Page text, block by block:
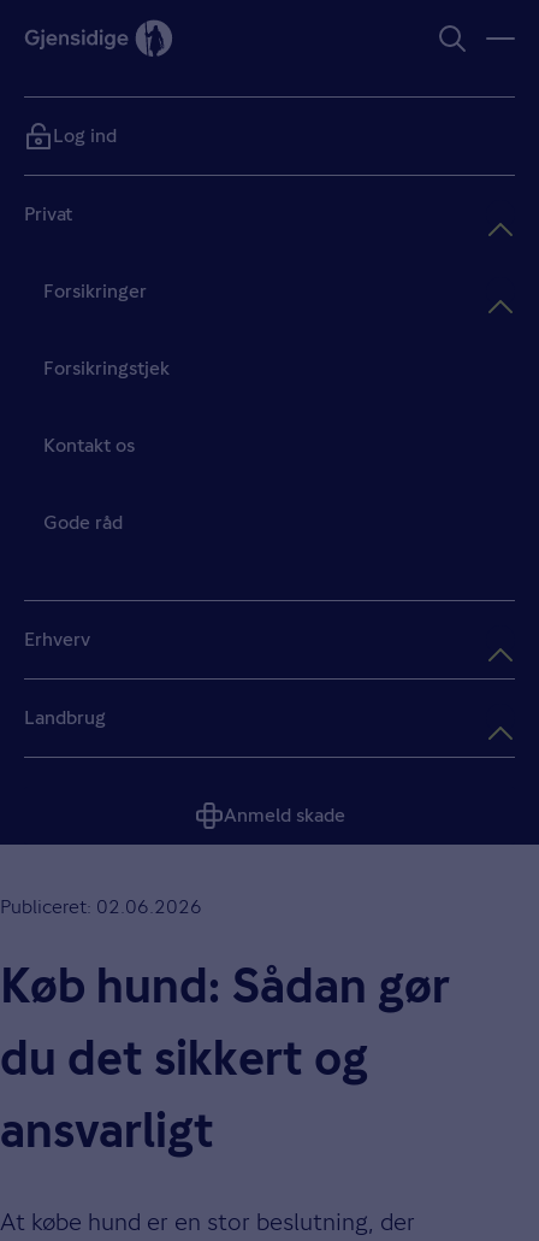
Privat
Forsikringer
Forsikringstjek
Kontakt os
Gode råd
Erhverv
Landbrug
Anmeld skade
Log ind
Publiceret: 02.06.2026
Køb hund: Sådan gør
du det sikkert og
ansvarligt
At købe hund er en stor beslutning, der